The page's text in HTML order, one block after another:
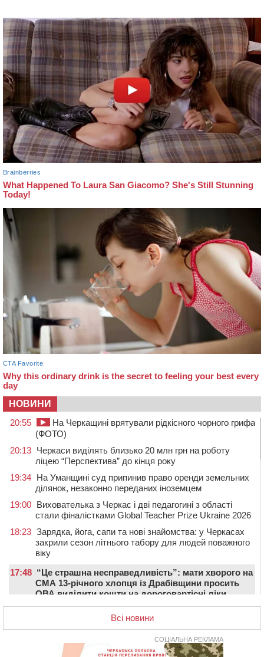
НОВИНИ
20:55
На Черкащині врятували рідкісного чорного грифа
(ФОТО)
20:13 Черкаси виділять близько 20 млн грн на роботу
ліцею “Перспектива” до кінця року
19:34 На Уманщині суд припинив право оренди земельних
ділянок, незаконно переданих іноземцем
19:00 Вихователька з Черкас і дві педагогині з області
стали фіналістками Global Teacher Prize Ukraine 2026
18:23 Зарядка, йога, сапи та нові знайомства: у Черкасах
закрили сезон літнього табору для людей поважного
віку
17:48 “Це страшна несправедливість”: мати хворого на
СМА 13-річного хлопця із Драбівщини просить
ОВА виділити кошти на дороговартісні ліки
На Уманщині судитимуть колишню очільницю відділу
освіти через закупівлю електрики за завищеною
У Черкасах провели в останню путь двох
Всі новини
СОЦІАЛЬНА РЕКЛАМА